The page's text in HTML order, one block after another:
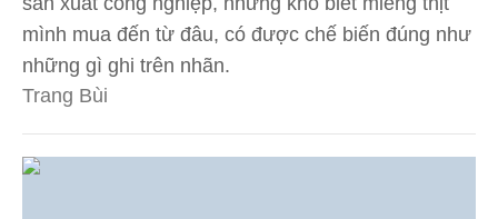
mình mua đến từ đâu, có được chế biến đúng như
những gì ghi trên nhãn.
Trang Bùi